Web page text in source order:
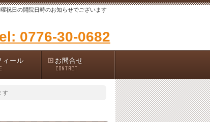
祝日の開院日時のお知らせでございます
0776-30-0682
ィール お問合せ
CONTACT
す